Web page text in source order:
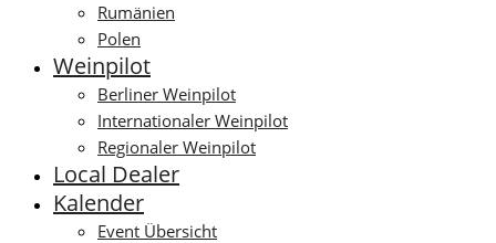
Rumänien
Polen
Weinpilot
Berliner Weinpilot
Internationaler Weinpilot
Regionaler Weinpilot
Local Dealer
Kalender
Event Übersicht